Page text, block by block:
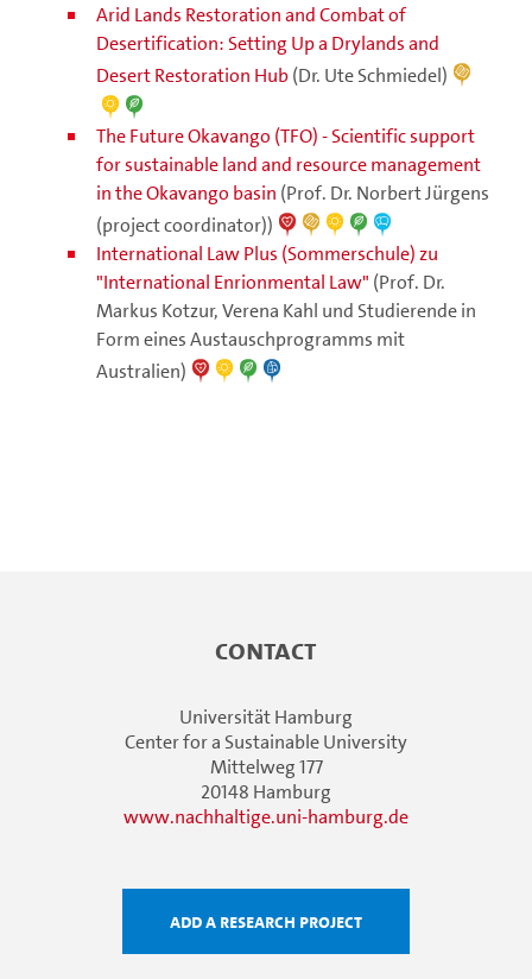
Arid Lands Restoration and Combat of
Desertification: Setting Up a Drylands and
Desert Restoration Hub(Dr. Ute Schmiedel)
The Future Okavango (TFO) - Scientific support
for sustainable land and resource management
in the Okavango basin (Prof. Dr. Norbert Jürgens
(project coordinator))
International Law Plus (Sommerschule) zu
"International Enrionmental Law" (Prof. Dr.
Markus Kotzur, Verena Kahl und Studierende in
Form eines Austauschprogramms mit
Australien)
Contact
Universität Hamburg
Center for a Sustainable University
Mittelweg 177
20148 Hamburg
www.nachhaltige.uni-hamburg.de
Add a research project